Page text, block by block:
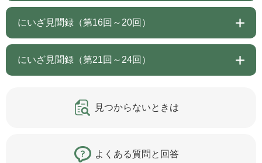
にいざ見聞録（第16回～20回）
にいざ見聞録（第21回～24回）
見つからないときは
よくある質問と回答